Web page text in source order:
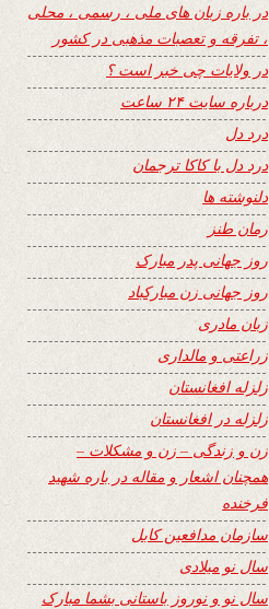
در باره زبان های ملی ، رسمی ، محلی
، تفرقه و تعصبات مذهبی در کشور
در ولایات چی خبر است ؟
درباره سایت ۲۴ ساعت
درد دل
درد دل با کاکا ترجمان
دلنوشته ها
رمان طنز
روز جهانی پدر مبارک
روز جهانی زن مبارکباد
زبان مادری
زراعتی و مالداری
زلزله افغانستان
زلزله در افغانستان
زن و زندگی – زن و مشکلات –
همچنان اشعار و مقاله در باره شهید
فرخنده
سازمان مدافعین کابل
سال نو میلادی
سال نو و نوروز باستانی بشما مبارک